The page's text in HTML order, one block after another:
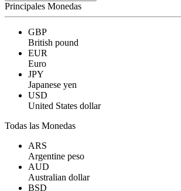
Principales Monedas
GBP
British pound
EUR
Euro
JPY
Japanese yen
USD
United States dollar
Todas las Monedas
ARS
Argentine peso
AUD
Australian dollar
BSD